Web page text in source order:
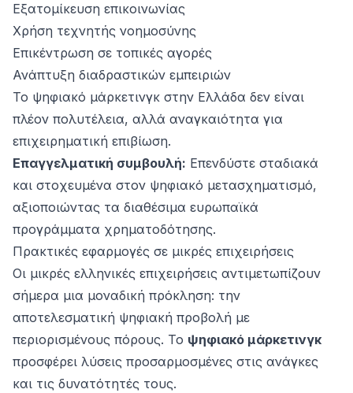
Εξατομίκευση επικοινωνίας
Χρήση τεχνητής νοημοσύνης
Επικέντρωση σε τοπικές αγορές
Ανάπτυξη διαδραστικών εμπειριών
Το ψηφιακό μάρκετινγκ στην Ελλάδα δεν είναι
πλέον πολυτέλεια, αλλά αναγκαιότητα για
επιχειρηματική επιβίωση.
Επαγγελματική συμβουλή: Επενδύστε σταδιακά
και στοχευμένα στον ψηφιακό μετασχηματισμό,
αξιοποιώντας τα διαθέσιμα ευρωπαϊκά
προγράμματα χρηματοδότησης.
Πρακτικές εφαρμογές σε μικρές επιχειρήσεις
Οι μικρές ελληνικές επιχειρήσεις αντιμετωπίζουν
σήμερα μια μοναδική πρόκληση: την
αποτελεσματική ψηφιακή προβολή με
περιορισμένους πόρους. Το ψηφιακό μάρκετινγκ
προσφέρει λύσεις προσαρμοσμένες στις ανάγκες
και τις δυνατότητές τους.